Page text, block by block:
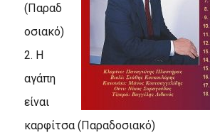
(Παραδ
οσιακό)
2. Η
αγάπη
είναι
καρφίτσα (Παραδοσιακό)